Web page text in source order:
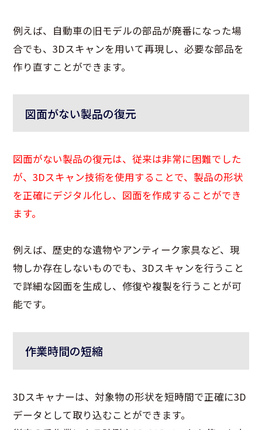
例えば、自動車の旧モデルの部品が廃番になった場
合でも、3Dスキャンを用いて再現し、必要な部品を
作り直すことができます。
図面がない製品の復元
図面がない製品の復元は、従来は非常に困難でした
が、3Dスキャン技術を使用することで、製品の形状
を正確にデジタル化し、図面を作成することができ
ます。
例えば、歴史的な遺物やアンティーク家具など、現
物しか存在しないものでも、3Dスキャンを行うこと
で詳細な図面を生成し、修復や複製を行うことが可
能です。
作業時間の短縮
3Dスキャナーは、対象物の形状を短時間で正確に3D
データとして取り込むことができます。